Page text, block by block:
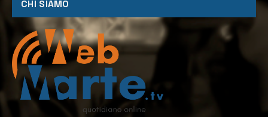
CHI SIAMO